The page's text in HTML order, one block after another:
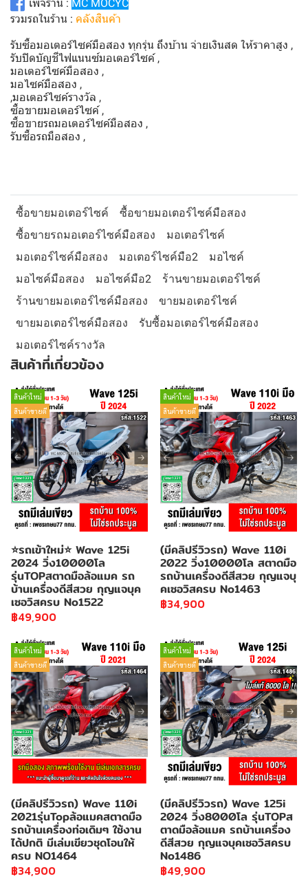
เพจร้าน : MC MOCYC
รวมรถในร้าน : คลังสินค้า
รับซื้อมอเตอร์ไซค์มือสอง ทุกรุ่น ถึงบ้าน จ่ายเงินสด ให้ราคาสูง ,
รับปิดบัญชีไฟแนนซ์มอเตอร์ไซค์ ,
มอเตอร์ไซค์มือสอง ,
มอไซค์มือสอง ,
,มอเตอร์ไซค์รางวัล ,
ซื้อขายมอเตอร์ไซค์ ,
ซื้อขายรถมอเตอร์ไซค์มือสอง ,
รับซื้อรถมือสอง ,
ซื้อขายมอเตอร์ไซค์
ซื้อขายมอเตอร์ไซค์มือสอง
ซื้อขายรถมอเตอร์ไซค์มือสอง
มอเตอร์ไซค์
มอเตอร์ไซค์มือสอง
มอเตอร์ไซค์มือ2
มอไซค์
มอไซค์มือสอง
มอไซค์มือ2
ร้านขายมอเตอร์ไซค์
ร้านขายมอเตอร์ไซค์มือสอง
ขายมอเตอร์ไซค์
ขายมอเตอร์ไซค์มือสอง
รับซื้อมอเตอร์ไซค์มือสอง
มอเตอร์ไซค์รางวัล
สินค้าที่เกี่ยวข้อง
สินค้าใหม่
สินค้าขายดี
⭐รถเข้าใหม่⭐ Wave 125i
2024 วิ่ง10000โล
รุ่นTOPสตาดมือล้อแมค รถ
บ้านเครื่องดีสีสวย กุญแจบุค
เซอวิสครบ No1522
฿49,900
สินค้าใหม่
สินค้าขายดี
(มีคลิปรีวิวรถ) Wave 110i
2022 วิ่ง10000โล สตาดมือ
รถบ้านเครื่องดีสีสวย กุญแจบุ
คเซอวิสครบ No1463
฿34,900
สินค้าใหม่
สินค้าขายดี
(มีคลิปรีวิวรถ) Wave 110i
2021รุ่นTopล้อแมคสตาดมือ
รถบ้านเครื่องท่อเดิมๆ ใช้งาน
ได้ปกติ มีเล่มเขียวชุดโอนให้
ครบ NO1464
฿34,900
สินค้าใหม่
สินค้าขายดี
(มีคลิปรีวิวรถ) Wave 125i
2024 วิ่ง8000โล รุ่นTOPส
ตาดมือล้อแมค รถบ้านเครื่อง
ดีสีสวย กุญแจบุคเซอวิสครบ
No1486
฿49,900